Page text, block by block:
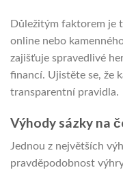
Důležitým faktorem je
online nebo
zajišťuje spravedlivé
financí. Ujistěte se, že
transparentní pravidla.
Výhody sázky na
Jednou z největších
pravděpodobnost